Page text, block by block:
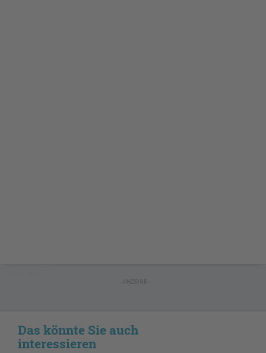
- ANZEIGE -
Das könnte Sie auch
interessieren